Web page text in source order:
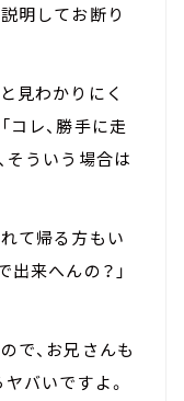
明してお断り
見わかりにく
コレ、勝手に走
そういう場合は
て帰る方もい
出来へんの？」
で、お兄さんも
バいですよ。